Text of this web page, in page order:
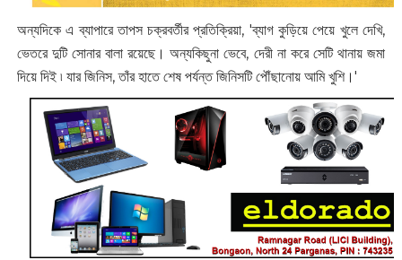
অন্যদিকে এ ব্যাপারে তাপস চক্রবর্তীর প্রতিক্রিয়া, 'ব্যাগ কুড়িয়ে পেয়ে খুলে দেখি,
ভেতরে দুটি সোনার বালা ‌রয়েছে। অন্যকিছুনা ভেবে, দেরী না করে সেটি থানায় জমা
দিয়ে দিই ৷ যার জিনিস, তাঁর হাতে শেষ পর্যন্ত জিনিসটি পৌঁছানোয় আমি খুশি।'‌